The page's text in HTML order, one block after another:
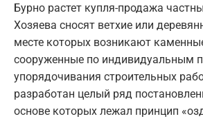
Бурно растет купля-продажа
Хозяева сносят ветхие или
месте которых возникают
сооруженные по индивидуальным
упорядочивания строительных
разработан целый ряд
основе которых лежал принцип